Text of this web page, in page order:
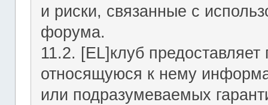
и риски, связанные с
форума.
11.2. [EL]клуб
относящуюся к нему
или подразумеваемых